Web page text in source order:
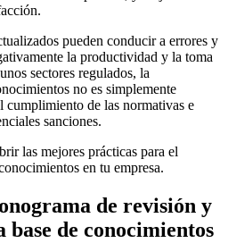
pueden conducir a errores y
la productividad y la toma
sectores regulados, la
no es simplemente
cumplimiento de las normativas e
sanciones.
las mejores prácticas para el
en tu empresa.
de revisión y
de conocimientos